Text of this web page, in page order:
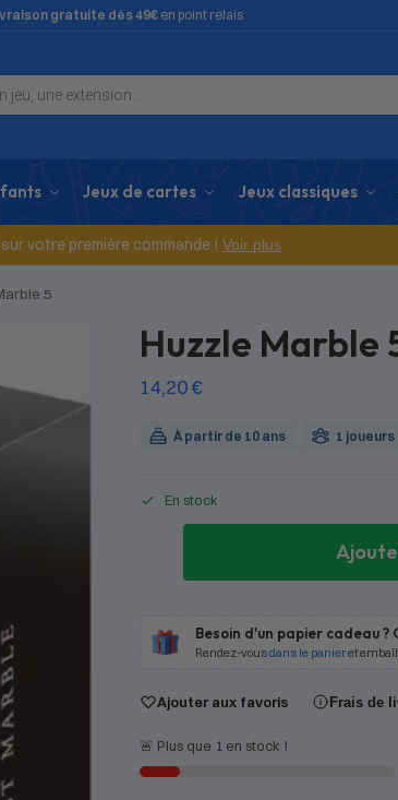
gratuite dès 49€ en point relais
Jeux de cartes Jeux classiques
sur votre première commande ! Voir plus
5
Huzzle Marble
14,20€
À partir de 10 ans 1 joueurs
En stock
Besoin d'un papier cadeau ?
Rendez-vousdans le panieret
Ajouter aux favoris Frais de
🚨 Plus que 1 en stock !